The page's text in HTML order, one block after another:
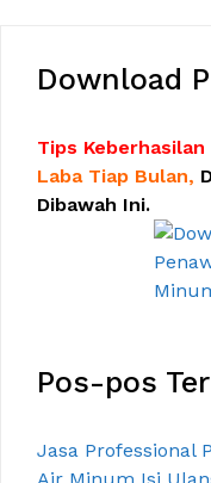
Download
Tips Keberhasilan
Laba Tiap Bulan,
Dibawah Ini.
Pos-pos
Jasa Professional